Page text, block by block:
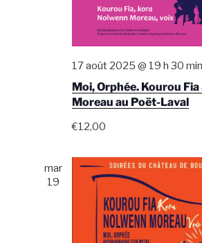
Moi, Orphée. Kourou
Moreau au Poët-Laval
17 août 2025 @ 19 h 30 min
€12,00
mar
19